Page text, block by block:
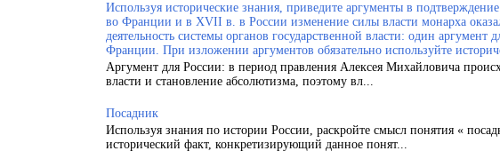
Используя исторические знания, приведите аргументы в
во Франции и в XVII в. в России изменение силы власти монарха
деятельность системы органов государственной власти: один аргумент
Франции. При изложении аргументов обязательно используйте
Аргумент для России: в период правления Алексея Михайловича
власти и становление абсолютизма, поэтому вл...
Посадник
Используя знания по истории России, раскройте смысл понятия «
исторический факт, конкретизирующий данное понят...